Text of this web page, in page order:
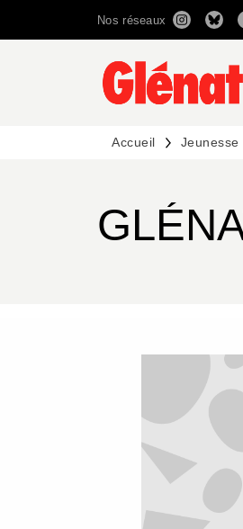
Nos réseaux
Accueil Jeunesse